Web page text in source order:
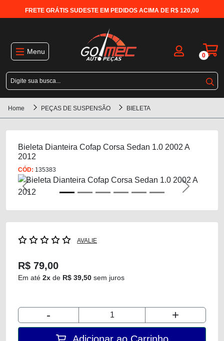
FRETE GRÁTIS SUDESTE EM PEDIDOS ACIMA DE R$ 120,00
Menu 0
Home PEÇAS DE SUSPENSÃO BIELETA
Bieleta Dianteira Cofap Corsa Sedan 1.0 2002 A
2012
CÓD: 135383
Previous Next
AVALIE
R$ 79,00
Em até 2x de R$ 39,50 sem juros
- +